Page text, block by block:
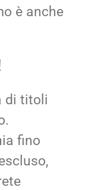
è anche
di titoli
fino